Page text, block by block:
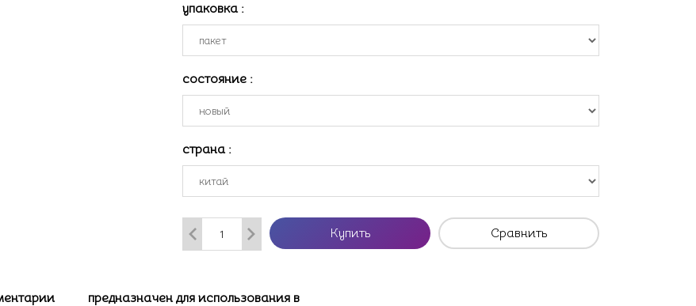
упаковка :
состояние :
страна :
Купить Сравнить
предназначен для использования в